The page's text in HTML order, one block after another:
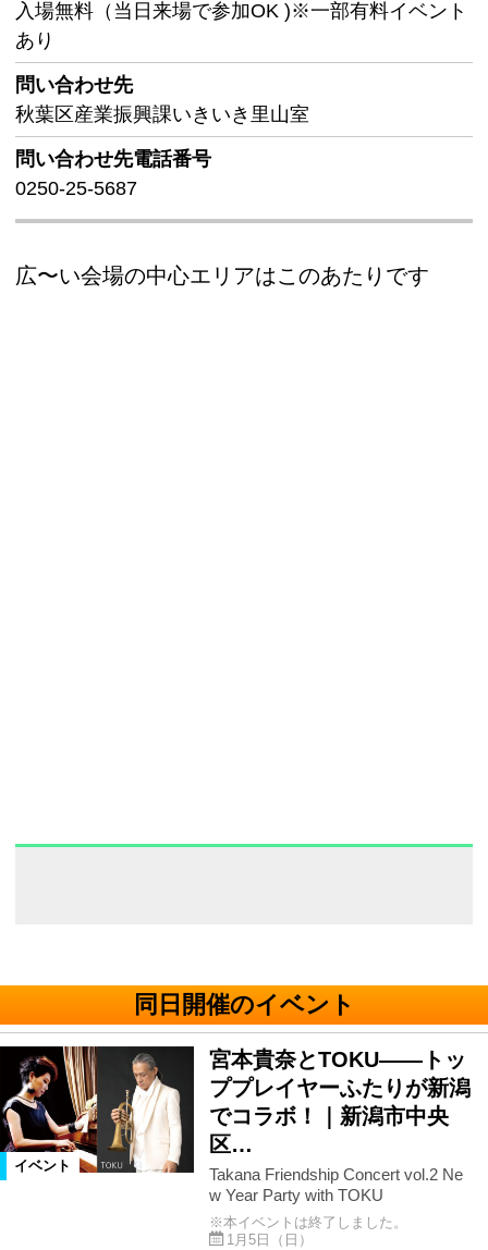
入場無料（当日来場で参加OK )※一部有料イベント
あり
問い合わせ先
秋葉区産業振興課いきいき里山室
問い合わせ先電話番号
0250-25-5687
広〜い会場の中心エリアはこのあたりです
同日開催のイベント
イベント
宮本貴奈とTOKU――トッ
ププレイヤーふたりが新潟
でコラボ！｜新潟市中央
区…
Takana Friendship Concert vol.2 Ne
w Year Party with TOKU
※本イベントは終了しました。
1月5日（日）